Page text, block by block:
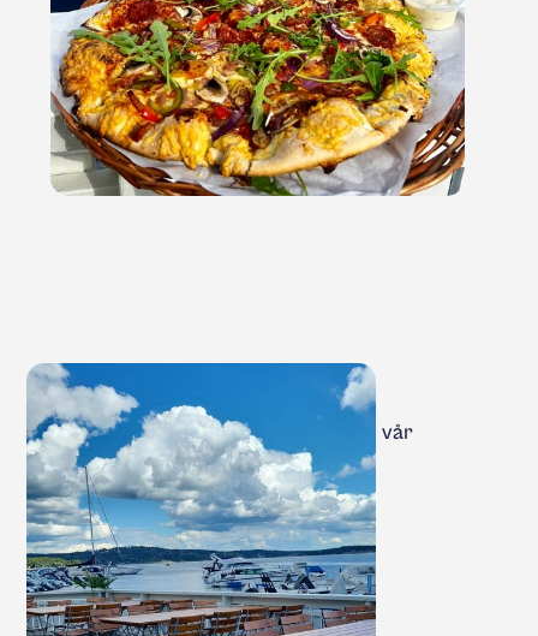
Velg blant vårt utvalg av øl, vin og
spennende cocktails, perfekt til å
nytes på vår solrike terrasse eller i vår
koselige restaurant.